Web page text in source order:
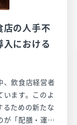
記事を参考に
いきます。
店の人手不
における
、飲食店経営者
ます。このよ
るための新たな
が「配膳・運搬